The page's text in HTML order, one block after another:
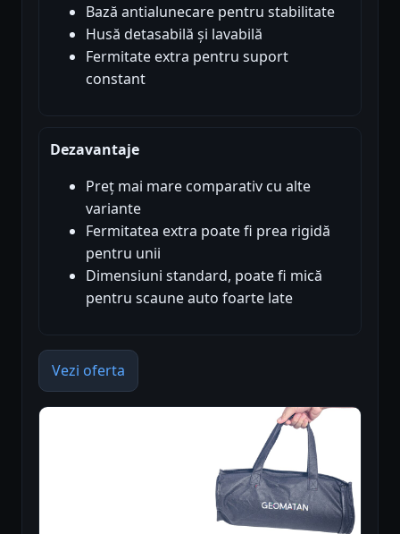
Bază antialunecare pentru stabilitate
Husă detasabilă și lavabilă
Fermitate extra pentru suport
constant
Dezavantaje
Preț mai mare comparativ cu alte
variante
Fermitatea extra poate fi prea rigidă
pentru unii
Dimensiuni standard, poate fi mică
pentru scaune auto foarte late
Vezi oferta